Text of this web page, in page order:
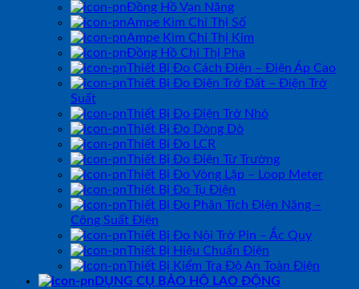
Đồng Hồ Vạn Năng
Ampe Kìm Chỉ Thị Số
Ampe Kìm Chỉ Thị Kim
Đồng Hồ Chỉ Thị Pha
Thiết Bị Đo Cách Điện – Điện Áp Cao
Thiết Bị Đo Điện Trở Đất – Điện Trở
Suất
Thiết Bị Đo Điện Trở Nhỏ
Thiết Bị Đo Dòng Dò
Thiết Bị Đo LCR
Thiết Bị Đo Điện Từ Trường
Thiết Bị Đo Vòng Lặp – Loop Meter
Thiết Bị Đo Tụ Điện
Thiết Bị Đo Phân Tích Điện Năng –
Công Suất Điện
Thiết Bị Đo Nội Trở Pin – Ắc Quy
Thiết Bị Hiệu Chuẩn Điện
Thiết Bị Kiểm Tra Độ An Toàn Điện
DỤNG CỤ BẢO HỘ LAO ĐỘNG